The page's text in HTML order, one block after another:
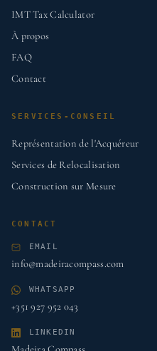
IMT Tax Calculator
À propos
FAQ
Contact
SERVICES-CONSEIL
Représentation de l'Acquéreur
Services de Relocalisation
Construction sur Mesure
CONTACT
EMAIL
info@madeiracompass.com
WHATSAPP
+351 927 952 043
LINKEDIN